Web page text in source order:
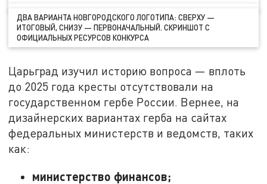
ДВА ВАРИАНТА НОВГОРОДСКОГО ЛОГОТИПА: СВЕРХУ —
ИТОГОВЫЙ, СНИЗУ — ПЕРВОНАЧАЛЬНЫЙ. СКРИНШОТ С
ОФИЦИАЛЬНЫХ РЕСУРСОВ КОНКУРСА
Царьград изучил историю вопроса — вплоть
до 2025 года кресты отсутствовали на
государственном гербе России. Вернее, на
дизайнерских вариантах герба на сайтах
федеральных министерств и ведомств, таких
как:
министерство финансов;